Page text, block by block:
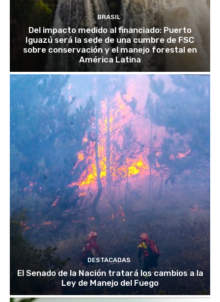
BRASIL
Del impacto medido al financiado: Puerto
Iguazú será la sede de una cumbre de FSC
sobre conservación y el manejo forestal en
América Latina
DESTACADAS
El Senado de la Nación tratará los cambios a la
Ley de Manejo del Fuego